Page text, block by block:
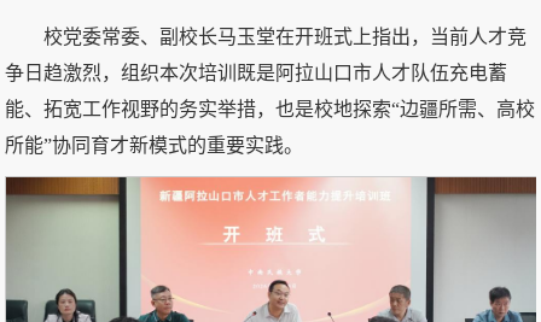
校党委常委、副校长马玉堂在开班式上指出，当前人才竞
争日趋激烈，组织本次培训既是阿拉山口市人才队伍充电蓄
能、拓宽工作视野的务实举措，也是校地探索“边疆所需、高校
所能”协同育才新模式的重要实践。